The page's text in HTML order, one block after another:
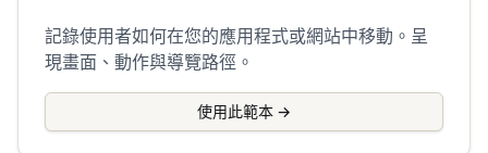
記錄使用者如何在您的應用程式或網站中移動。呈
現畫面、動作與導覽路徑。
使用此範本 →